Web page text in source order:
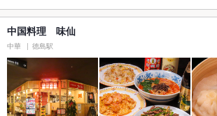
中国料理 味仙
中華 徳島駅